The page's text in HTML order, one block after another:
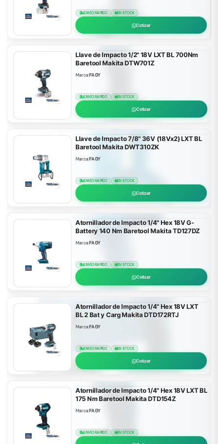
ENVÍO RÁPIDO EN STOCK
Cotizar
Llave de Impacto 1/2" 18V LXT BL 700Nm
Baretool Makita DTW701Z
Marca:FAGY
ENVÍO RÁPIDO EN STOCK
Cotizar
Llave de Impacto 7/8" 36V (18Vx2) LXT BL
Baretool Makita DWT310ZK
Marca:FAGY
ENVÍO RÁPIDO EN STOCK
Cotizar
Atornillador de Impacto 1/4" Hex 18V G-
Battery 140 Nm Baretool Makita TD127DZ
Marca:FAGY
ENVÍO RÁPIDO EN STOCK
Cotizar
Atornillador de Impacto 1/4" Hex 18V LXT
BL 2 Bat y Carg Makita DTD172RTJ
Marca:FAGY
ENVÍO RÁPIDO EN STOCK
Cotizar
Atornillador de Impacto 1/4" Hex 18V LXT BL
175 Nm Baretool Makita DTD154Z
Marca:FAGY
ENVÍO RÁPIDO EN STOCK